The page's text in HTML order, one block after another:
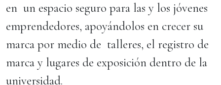
en un espacio seguro para las y los jóvenes
emprendedores, apoyándolos en crecer su
marca por medio de talleres, el registro de
marca y lugares de exposición dentro de la
universidad.